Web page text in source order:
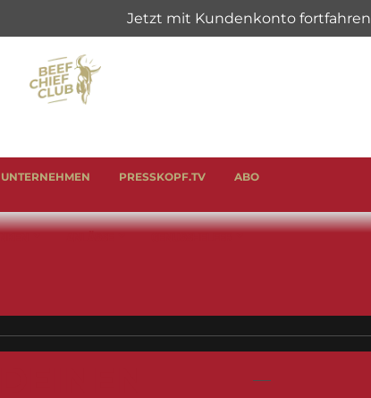
UNTERNEHMEN PRESSKOPF.TV ABO